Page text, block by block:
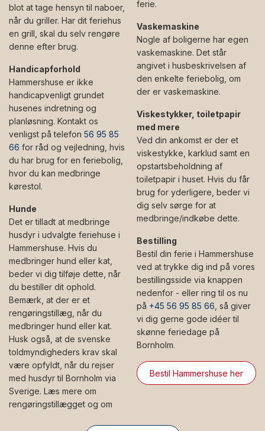
blot at tage hensyn til naboer,
når du griller. Har dit feriehus
en grill, skal du selv rengøre
denne efter brug.
Handicapforhold
Hammershuse er ikke
handicapvenligt grundet
husenes indretning og
planløsning. Kontakt os
venligst på telefon 56 95 85
66 for råd og vejledning, hvis
du har brug for en feriebolig,
hvor du kan medbringe
kørestol.
Hunde
Det er tilladt at medbringe
husdyr i udvalgte feriehuse i
Hammershuse. Hvis du
medbringer hund eller kat,
beder vi dig tilføje dette, når
du bestiller dit ophold.
Bemærk, at der er et
rengøringstillæg, når du
medbringer hund eller kat.
Husk også, at de svenske
toldmyndigheders krav skal
være opfyldt, når du rejser
med husdyr til Bornholm via
Sverige. Læs mere om
rengøringstillægget og om
ferie.
Vaskemaskine
Nogle af boligerne har egen
vaskemaskine. Det står
angivet i husbeskrivelsen af
den enkelte feriebolig, om
der er vaskemaskine.
Viskestykker, toiletpapir
med mere
Ved din ankomst er der et
viskestykke, karklud samt en
opstartsbeholdning af
toiletpapir i huset. Hvis du får
brug for yderligere, beder vi
dig selv sørge for at
medbringe/indkøbe dette.
Bestilling
Bestil din ferie i Hammershuse
ved at trykke dig ind på vores
bestillingsside via knappen
nedenfor - eller ring til os nu
på +45 56 95 85 66, så giver
vi dig gerne gode idéer til
skønne feriedage på
Bornholm.
Bestil Hammershuse her